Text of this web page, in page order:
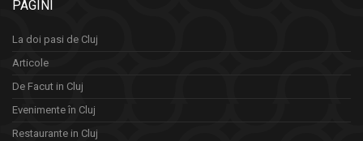
PAGINI
La doi pasi de Cluj
Articole
De Facut in Cluj
Evenimente în Cluj
Restaurante in Cluj